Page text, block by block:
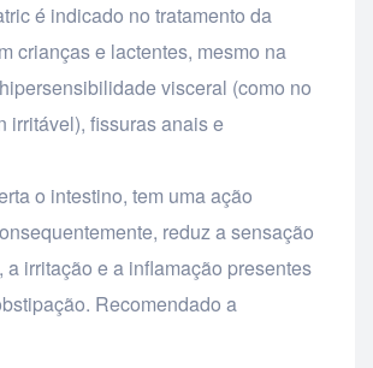
é indicado no tratamento da
crianças e lactentes, mesmo na
visceral (como no
irritável), fissuras anais e
o intestino, tem uma ação
reduz a sensação
a irritação e a inflamação presentes
Recomendado a